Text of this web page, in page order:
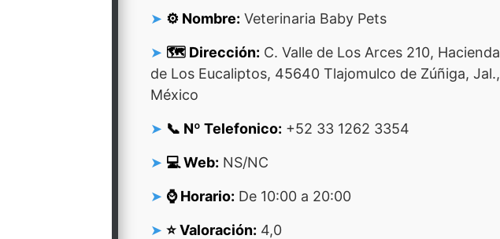
⚙️ Nombre: Veterinaria Baby Pets
🗺️ Dirección: C. Valle de Los Arces 210, Hacienda
de Los Eucaliptos, 45640 Tlajomulco de Zúñiga, Jal.,
México
📞 Nº Telefonico: +52 33 1262 3354
💻 Web: NS/NC
⌚ Horario: De 10:00 a 20:00
⭐ Valoración: 4,0